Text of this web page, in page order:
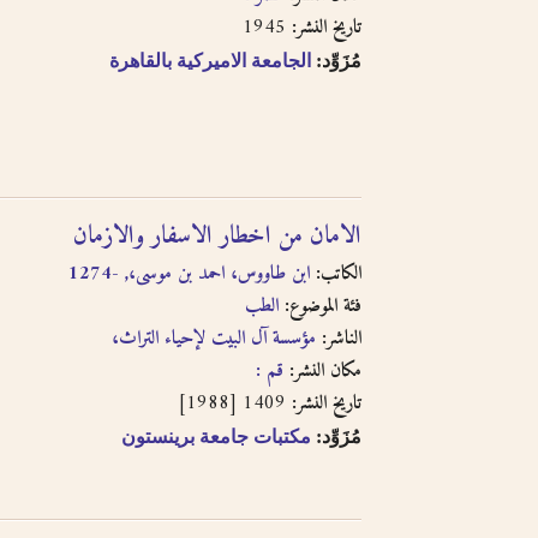
حاول البحث عن مكان النشر باللغة الفرنسية أو باللغة
حاول البحث عن الموضوع باستخدام طرق مختلفة من
لا تستعمل الحركة على الحرف الأخير من الكلمة في
التنوين بالفتحتين
تاريخ النشر:
مُزَوِّد: الجامعة الاميركية بالقاهرة
الامان من اخطار الاسفار والازمان
الكاتب: ابن طاووس، احمد بن موسى،, -1274
فئة الموضوع: الطب
الناشر: مؤسسة آل البيت لإحياء التراث،
مكان النشر: قم :
تاريخ النشر:
مُزَوِّد: مكتبات جامعة برينستون